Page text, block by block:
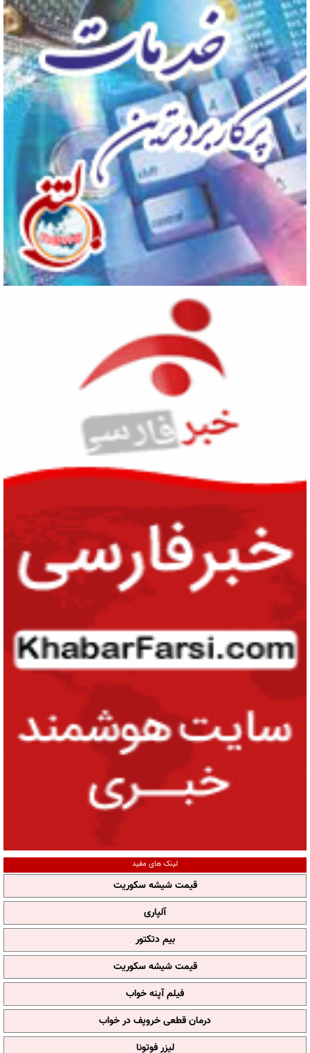
لینک های مفید
قیمت شیشه سکوریت
آلپاری
بیم دتکتور
قیمت شیشه سکوریت
فیلم آپنه خواب
درمان قطعی خروپف در خواب
لیزر فوتونا